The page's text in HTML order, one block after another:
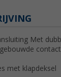
Met
met klapdeksel